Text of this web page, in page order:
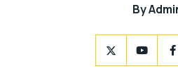
By